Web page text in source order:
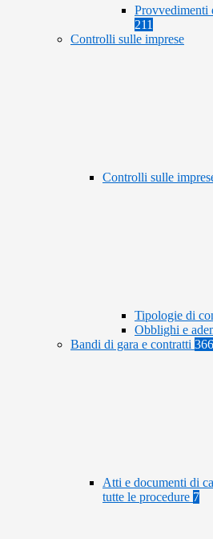
Provvedimenti
211
Controlli sulle imprese
Controlli sulle
Tipologie di
Obblighi e
Bandi di gara e contratti 366
Atti e documenti di
tutte le procedure 7